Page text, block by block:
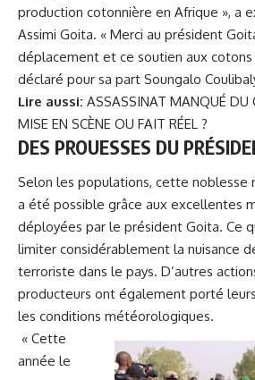
production cotonnière en Afrique », a
Assimi Goita. « Merci au président
déplacement et ce soutien aux cotons
déclaré pour sa part Soungalo
Lire aussi: ASSASSINAT MANQUÉ DU
MISE EN SCÈNE OU FAIT RÉEL ?
DES PROUESSES DU
Selon les populations, cette noblesse
a été possible grâce aux excellentes
déployées par le président Goita. Ce
limiter considérablement la nuisance
terroriste dans le pays. D’autres
producteurs ont également porté
les conditions météorologiques.
« Cette
année le